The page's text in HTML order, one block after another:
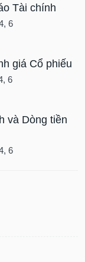
Tài chính
6
giá Cổ phiếu
6
và Dòng tiền
6